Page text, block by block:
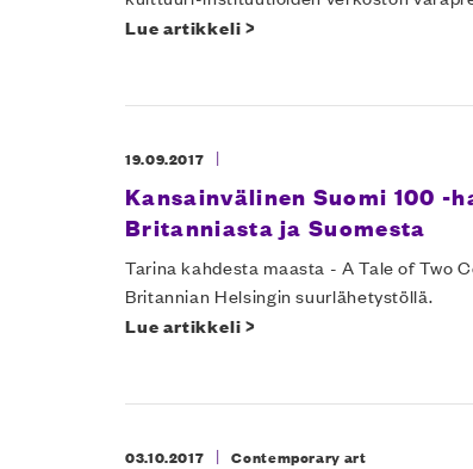
Lue artikkeli >
19.09.2017 |
Kansainvälinen Suomi 100 -
Britanniasta ja Suomesta
Tarina kahdesta maasta - A Tale of Two
Britannian Helsingin suurlähetystöllä.
Lue artikkeli >
03.10.2017 | Contemporary art